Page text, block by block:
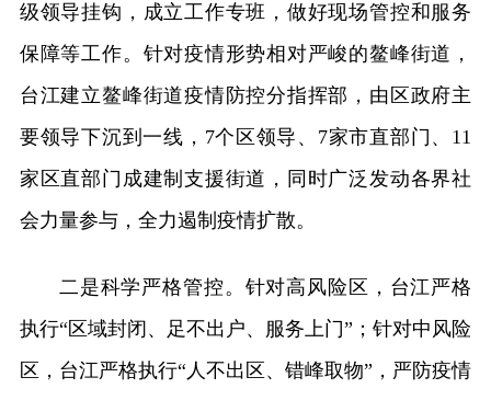
级领导挂钩，成立工作专班，做好现场管控和服务
保障等工作。针对疫情形势相对严峻的鳌峰街道，
台江建立鳌峰街道疫情防控分指挥部，由区政府主
要领导下沉到一线，7个区领导、7家市直部门、11
家区直部门成建制支援街道，同时广泛发动各界社
会力量参与，全力遏制疫情扩散。
二是科学严格管控。针对高风险区，台江严格
执行“区域封闭、足不出户、服务上门”；针对中风险
区，台江严格执行“人不出区、错峰取物”，严防疫情